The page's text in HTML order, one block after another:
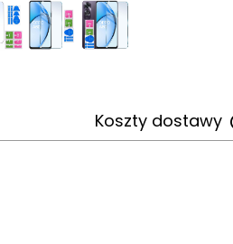
Koszty dostawy